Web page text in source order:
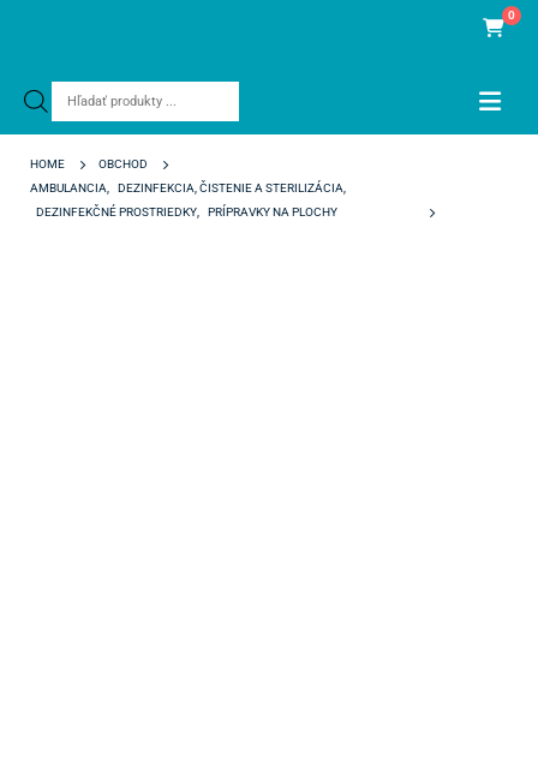
Products
0
HOME
OBCHOD
AMBULANCIA
DEZINFEKCIA, ČISTENIE A STERILIZÁCIA
DEZINFEKČNÉ PROSTRIEDKY
PRÍPRAVKY NA PLOCHY